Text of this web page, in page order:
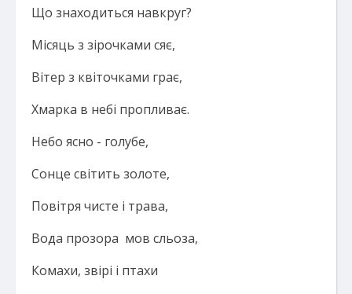
Що знаходиться навкруг?
Місяць з зірочками сяє,
Вітер з квіточками грає,
Хмарка в небі пропливає.
Небо ясно - голубе,
Сонце світить золоте,
Повітря чисте і трава,
Вода прозора мов сльоза,
Комахи, звірі і птахи